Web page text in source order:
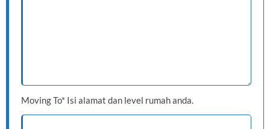
Moving To* Isi alamat dan level rumah anda.